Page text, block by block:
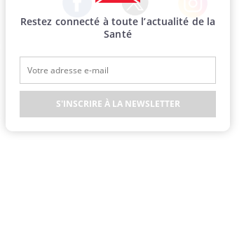
Facebook Twitter Instagram
Restez connecté à toute l’actualité de la
Santé
S'INSCRIRE À LA NEWSLETTER